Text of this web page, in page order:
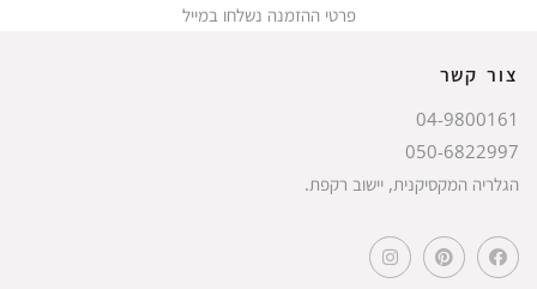
פרטי ההזמנה נשלחו במייל
צור קשר
04-9800161
050-6822997
הגלריה המקסיקנית, יישוב רקפת.